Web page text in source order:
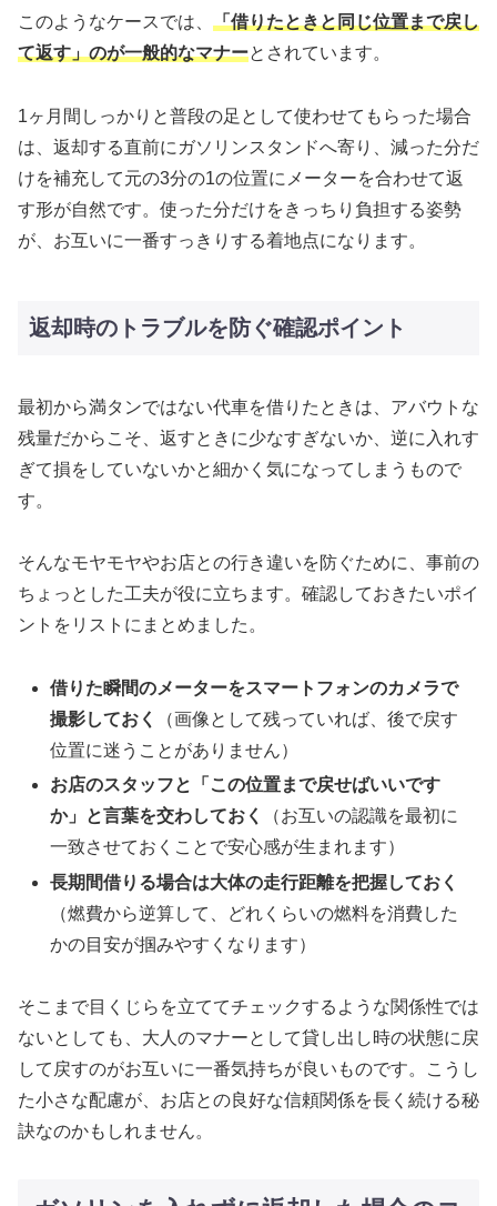
このようなケースでは、 「借りたときと同じ位置まで戻し
て返す」のが一般的なマナーとされています。
1ヶ月間しっかりと普段の足として使わせてもらった場合
は、返却する直前にガソリンスタンドへ寄り、減った分だ
けを補充して元の3分の1の位置にメーターを合わせて返
す形が自然です。使った分だけをきっちり負担する姿勢
が、お互いに一番すっきりする着地点になります。
返却時のトラブルを防ぐ確認ポイント
最初から満タンではない代車を借りたときは、アバウトな
残量だからこそ、返すときに少なすぎないか、逆に入れす
ぎて損をしていないかと細かく気になってしまうもので
す。
そんなモヤモヤやお店との行き違いを防ぐために、事前の
ちょっとした工夫が役に立ちます。確認しておきたいポイ
ントをリストにまとめました。
借りた瞬間のメーターをスマートフォンのカメラで
撮影しておく
（画像として残っていれば、後で戻す
位置に迷うことがありません）
お店のスタッフと「この位置まで戻せばいいです
か」と言葉を交わしておく
（お互いの認識を最初に
一致させておくことで安心感が生まれます）
長期間借りる場合は大体の走行距離を把握しておく
（燃費から逆算して、どれくらいの燃料を消費した
かの目安が掴みやすくなります）
そこまで目くじらを立ててチェックするような関係性では
ないとしても、大人のマナーとして貸し出し時の状態に戻
して戻すのがお互いに一番気持ちが良いものです。こうし
た小さな配慮が、お店との良好な信頼関係を長く続ける秘
訣なのかもしれません。